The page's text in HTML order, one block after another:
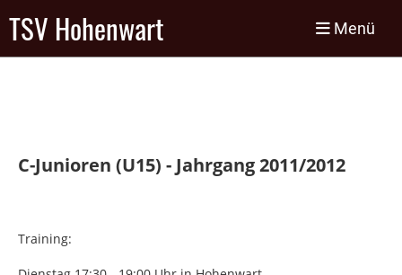
TSV Hohenwart Menü
C-Junioren (U15) - Jahrgang 2011/2012
Training: